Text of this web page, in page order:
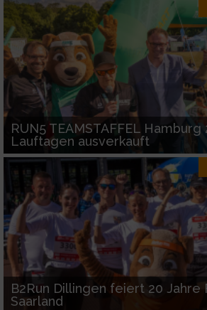
RUN5 TEAMSTAFFEL
Lauftagen ausverkauft
B2Run Dillingen feiert 20 Jahre
Saarland